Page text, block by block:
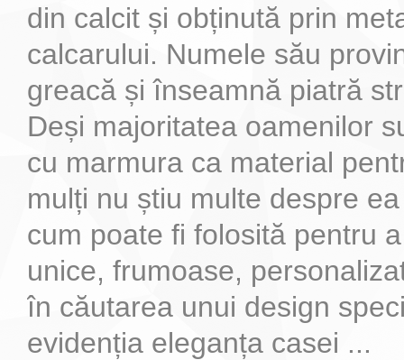
din calcit și obținută prin
calcarului. Numele său
greacă și înseamnă piatră
Deși majoritatea oamenilor
cu marmura ca material
mulți nu știu multe despre
cum poate fi folosită pentru
unice, frumoase,
în căutarea unui design
evidenția eleganța casei ...